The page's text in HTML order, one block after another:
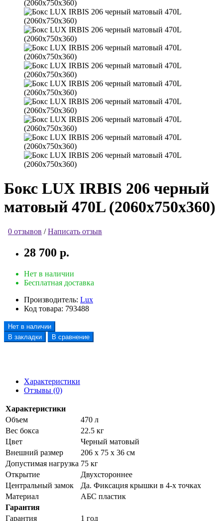
Бокс LUX IRBIS 206 черный
матовый 470L (2060х750х360)
0 отзывов /Написать отзыв
28 700 р.
Нет в наличии
Бесплатная доставка
Производитель: Lux
Код товара: 793488
Нет в наличии
В закладки
В сравнение
Характеристики
Отзывы (0)
Характеристики
Объем
470 л
Вес бокса
22.5 кг
Цвет
Черный матовый
Внешний размер
206 x 75 x 36 см
Допустимая нагрузка 75 кг
Открытие
Двухстороннее
Центральный замок
Да. Фиксация крышки в 4-х точках
Материал
АБС пластик
Гарантия
Гарантия
1 год